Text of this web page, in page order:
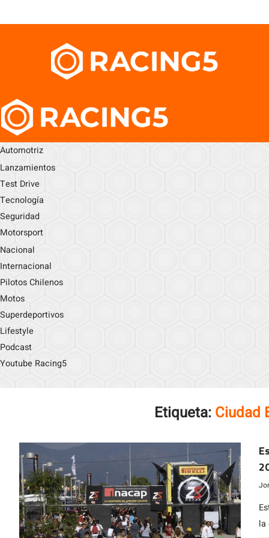
Automotriz
Lanzamientos
Test Drive
Tecnología
Seguridad
Motorsport
Nacional
Internacional
Pilotos Chilenos
Motos
Superdeportivos
Lifestyle
Podcast
Youtube Racing5
Etiqueta: Ciudad
la